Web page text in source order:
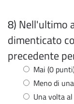
8) Nell'ultimo
dimenticato
precedente
Mai (0
Meno di
Una volta